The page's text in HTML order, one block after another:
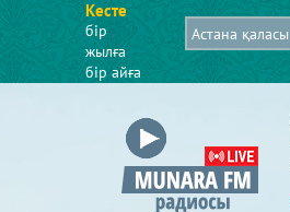
Кесте
бір
жылға
бір айға